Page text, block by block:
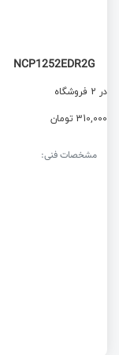
NCP1252EDR2G
در 2 فروشگاه
310,000 تومان
مشخصات فنی: